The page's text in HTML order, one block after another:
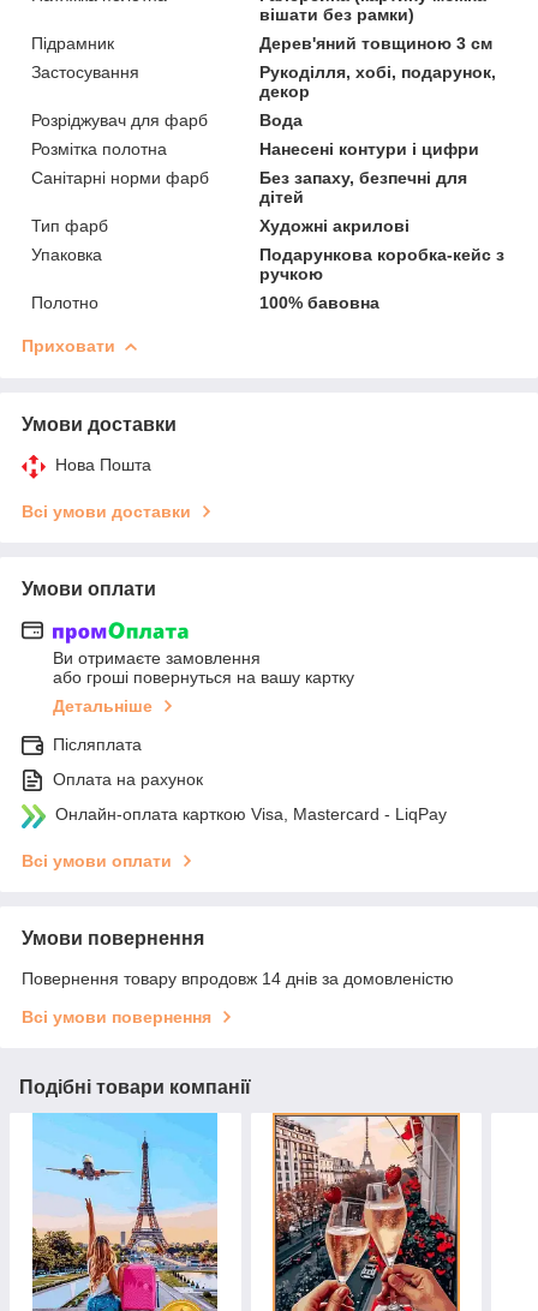
вішати без рамки)
Підрамник
Дерев'яний товщиною 3 см
Застосування
Рукоділля, хобі, подарунок,
декор
Розріджувач для фарб
Вода
Розмітка полотна
Нанесені контури і цифри
Санітарні норми фарб
Без запаху, безпечні для
дітей
Тип фарб
Художні акрилові
Упаковка
Подарункова коробка-кейс з
ручкою
Полотно
100% бавовна
Приховати
Умови доставки
Нова Пошта
Всі умови доставки
Умови оплати
Ви отримаєте замовлення
або гроші повернуться на вашу картку
Детальніше
Післяплата
Оплата на рахунок
Онлайн-оплата карткою Visa, Mastercard - LiqPay
Всі умови оплати
Умови повернення
Повернення товару впродовж 14 днів за домовленістю
Всі умови повернення
Подібні товари компанії